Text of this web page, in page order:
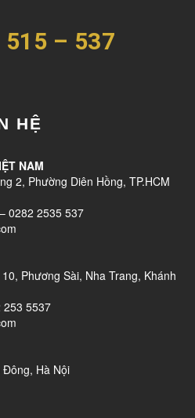
– 537
HỆ
NAM
2, Phường Diên Hồng, TP.HCM
0282 2535 537
Phương Sài, Nha Trang, Khánh
253 5537
Hà Nội